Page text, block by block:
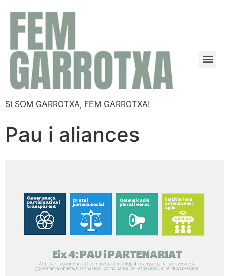
SI SOM GARROTXA, FEM GARROTXA!
Pau i aliances